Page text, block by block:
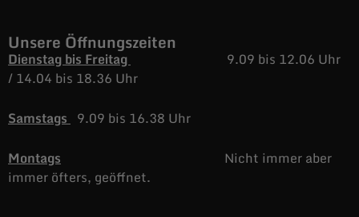
Unsere Öffnungszeiten
Dienstag bis Freitag
9.09 bis 12.06 Uhr
/14.04 bis 18.36 Uhr
Samstags 9.09 bis 16.38 Uhr
Montags
Nicht immer aber
immer öfters, geöffnet.